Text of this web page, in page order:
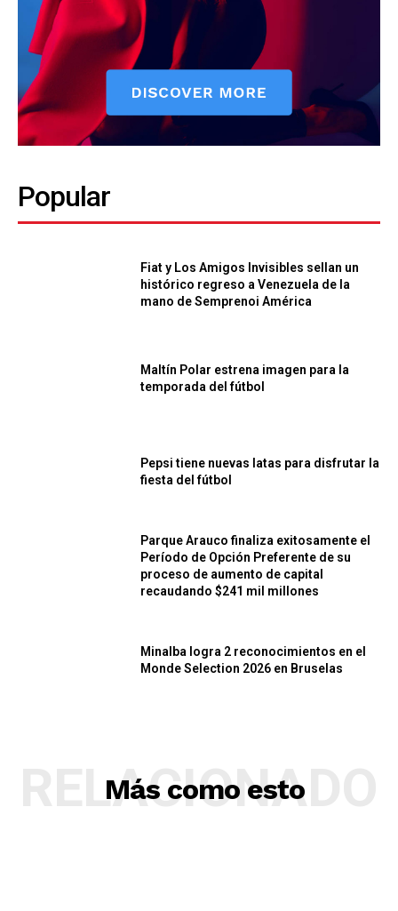
Popular
Fiat y Los Amigos Invisibles sellan un
histórico regreso a Venezuela de la
mano de Semprenoi América
Maltín Polar estrena imagen para la
temporada del fútbol
Pepsi tiene nuevas latas para disfrutar la
fiesta del fútbol
Parque Arauco finaliza exitosamente el
Período de Opción Preferente de su
proceso de aumento de capital
recaudando $241 mil millones
Minalba logra 2 reconocimientos en el
Monde Selection 2026 en Bruselas
Más como esto
RELACIONADO